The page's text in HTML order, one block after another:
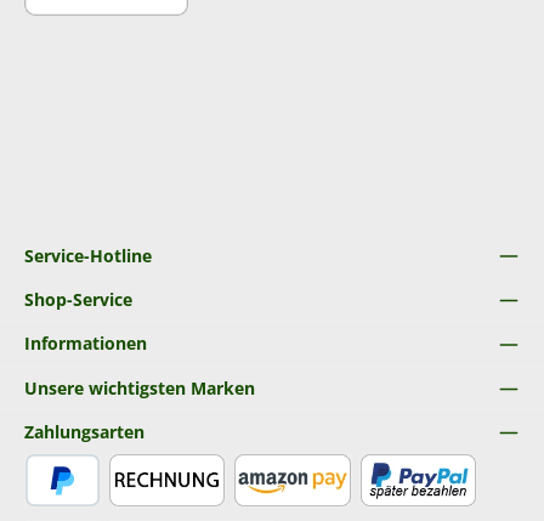
Service-Hotline
Shop-Service
Informationen
Unsere wichtigsten Marken
Zahlungsarten